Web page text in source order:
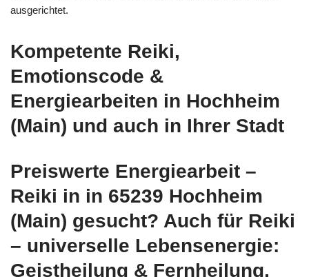
ausgerichtet.
Kompetente Reiki,
Emotionscode &
Energiearbeiten in Hochheim
(Main) und auch in Ihrer Stadt
Preiswerte Energiearbeit –
Reiki in in 65239 Hochheim
(Main) gesucht? Auch für Reiki
– universelle Lebensenergie:
Geistheilung & Fernheilung,